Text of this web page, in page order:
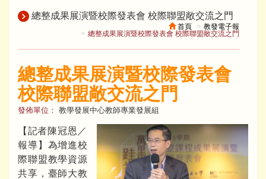
總整成果展演暨校際發表會 校際聯盟敞交流之門
首頁
教發電子報
總整成果展演暨校際發表會 校際聯盟敞交流之門
總整成果展演暨校際發表會
校際聯盟敞交流之門
發佈單位： 教學發展中心教師專業發展組
【記者陳冠恩／
報導】為增進校
際聯盟教學資源
共享，臺師大教